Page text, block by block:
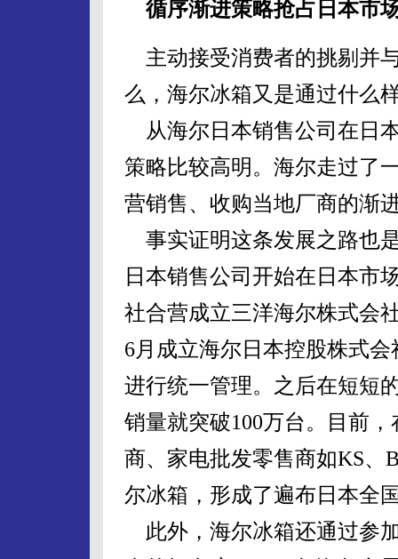
循序渐进策略抢占日本市
主动接受消费者的挑剔并
么，海尔冰箱又是通过什么
从海尔日本销售公司在日
策略比较高明。海尔走过了
营销售、收购当地厂商的渐
事实证明这条发展之路也
日本销售公司开始在日本市
社合营成立三洋海尔株式会
6月成立海尔日本控股株式
进行统一管理。之后在短短
销量就突破100万台。目前
商、家电批发零售商如KS、
尔冰箱，形成了遍布日本全
此外，海尔冰箱还通过参